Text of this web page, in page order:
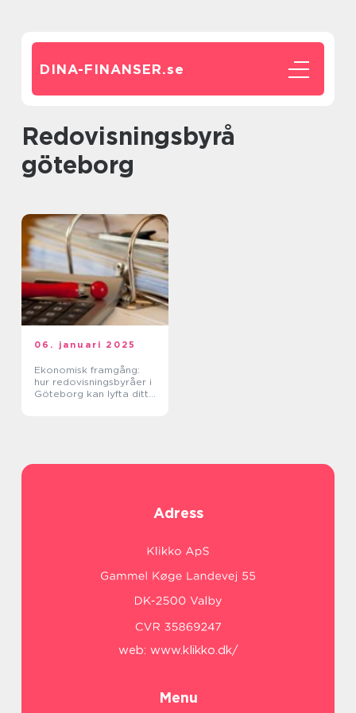
DINA-FINANSER.se
redovisningsbyrå
göteborg
06. januari 2025
Ekonomisk framgång:
hur redovisningsbyråer i
Göteborg kan lyfta ditt
Adress
web: www.klikko.dk/
Menu